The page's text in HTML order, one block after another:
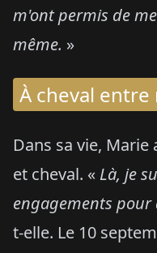
m'ont permis de
même. »
À cheval
Dans sa vie, Marie
et cheval. « Là, je
engagements pour
t-elle. Le 10